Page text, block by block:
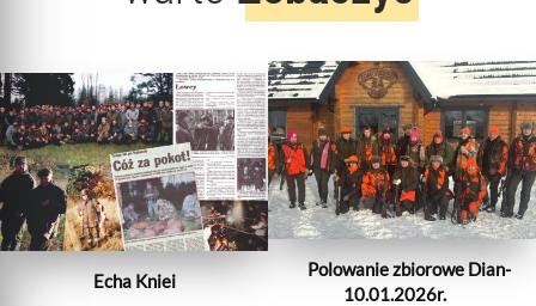
Echa Kniei
Polowanie zbiorowe Dian-
10.01.2026r.